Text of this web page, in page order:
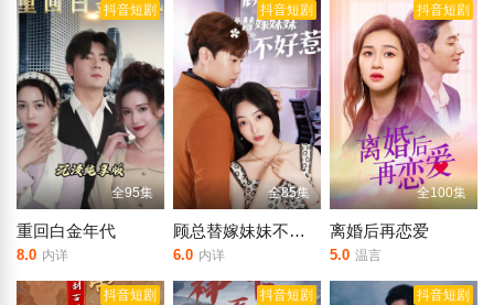
抖音短剧
全95集
重回白金年代
8.0 内详
抖音短剧
全85集
顾总替嫁妹妹不好惹
6.0 内详
抖音短剧
全100集
离婚后再恋爱
5.0 温言
抖音短剧 抖音短剧 抖音短剧